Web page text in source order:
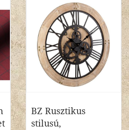
BZ Rusztikus
stilusú,